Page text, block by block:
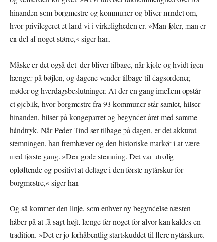
hinanden som borgmestre og kommuner og bliver mindet om,
hvor privilegeret et land vi i virkeligheden er. »Man føler, man er
en del af noget større,« siger han.
Måske er det også det, der bliver tilbage, når kjole og hvidt igen
hænger på bøjlen, og dagene vender tilbage til dagsordener,
møder og hverdagsbeslutninger. At der en gang imellem opstår
et øjeblik, hvor borgmestre fra 98 kommuner står samlet, hilser
hinanden, hilser på kongeparret og begynder året med samme
håndtryk. Når Peder Tind ser tilbage på dagen, er det akkurat
stemningen, han fremhæver og den historiske markør i at være
med første gang. »Den gode stemning. Det var utrolig
opløftende og positivt at deltage i den første nytårskur for
borgmestre,« siger han
Og så kommer den linje, som enhver ny begyndelse næsten
håber på at få sagt højt, længe før noget for alvor kan kaldes en
tradition. »Det er jo forhåbentlig startskuddet til flere nytårskure.